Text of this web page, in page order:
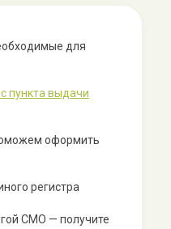
для
пункта выдачи
оформить
регистра
СМО — получите